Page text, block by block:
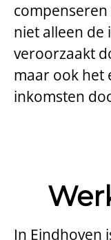
niet alleen de
veroorzaakt
maar ook het
inkomsten
In Eindhoven